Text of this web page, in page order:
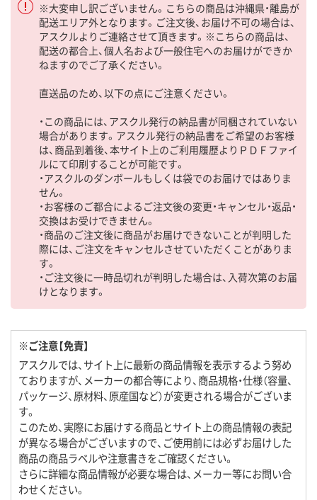
※大変申し訳ございません。こちらの商品は沖縄県・離島が
配送エリア外となります。ご注文後、お届け不可の場合は、
アスクルよりご連絡させて頂きます。※こちらの商品は、
配送の都合上、個人名および一般住宅へのお届けができか
ねますのでご了承ください。
直送品のため、以下の点にご注意ください。
・この商品には、アスクル発行の納品書が同梱されていない
場合があります。アスクル発行の納品書をご希望のお客様
は、商品到着後、本サイト上のご利用履歴よりＰＤＦファイ
ルにて印刷することが可能です。
・アスクルのダンボールもしくは袋でのお届けではありま
せん。
・お客様のご都合によるご注文後の変更・キャンセル・返品・
交換はお受けできません。
・商品のご注文後に商品がお届けできないことが判明した
際には、ご注文をキャンセルさせていただくことがありま
す。
・ご注文後に一時品切れが判明した場合は、入荷次第のお届
けとなります。
※ご注意【免責】
アスクルでは、サイト上に最新の商品情報を表示するよう努め
ておりますが、メーカーの都合等により、商品規格・仕様（容量、
パッケージ、原材料、原産国など）が変更される場合がございま
す。
このため、実際にお届けする商品とサイト上の商品情報の表記
が異なる場合がございますので、ご使用前には必ずお届けした
商品の商品ラベルや注意書きをご確認ください。
さらに詳細な商品情報が必要な場合は、メーカー等にお問い合
わせください。